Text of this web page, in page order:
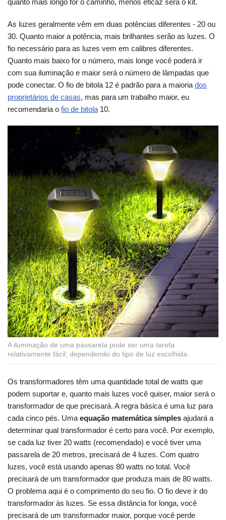
As luzes geralmente vêm em duas potências diferentes - 20 ou
30. Quanto maior a potência, mais brilhantes serão as luzes. O
fio necessário para as luzes vem em calibres diferentes.
Quanto mais baixo for o número, mais longe você poderá ir
com sua iluminação e maior será o número de lâmpadas que
pode conectar. O fio de bitola 12 é padrão para a maioria dos
proprietários de casas, mas para um trabalho maior, eu
recomendaria o fio de bitola 10.
A iluminação de uma passarela pode ser uma tarefa
relativamente fácil, dependendo do tipo de luz escolhida.
Os transformadores têm uma quantidade total de watts que
podem suportar e, quanto mais luzes você quiser, maior será o
transformador de que precisará. A regra básica é uma luz para
cada cinco pés. Uma equação matemática simples ajudará a
determinar qual transformador é certo para você. Por exemplo,
se cada luz tiver 20 watts (recomendado) e você tiver uma
passarela de 20 metros, precisará de 4 luzes. Com quatro
luzes, você está usando apenas 80 watts no total. Você
precisará de um transformador que produza mais de 80 watts.
O problema aqui é o comprimento do seu fio. O fio deve ir do
transformador às luzes. Se essa distância for longa, você
precisará de um transformador maior, porque você perde